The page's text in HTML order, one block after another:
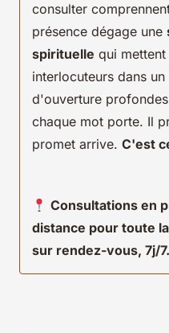
consulter
présence dégage une
spirituelle qui
interlocuteurs dans
d'ouverture
chaque mot porte. Il
promet arrive. C'est
Consultations en
distance pour toute
sur rendez-vous, 7j/7.